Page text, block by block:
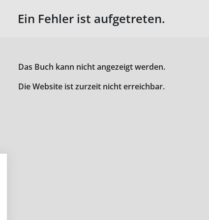
Ein Fehler ist aufgetreten.
Das Buch kann nicht angezeigt werden.
Die Website ist zurzeit nicht erreichbar.